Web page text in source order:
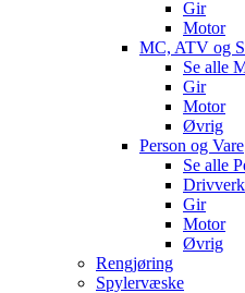
Gir
Motor
MC, ATV og
Se alle
Gir
Motor
Øvrig
Person og Vare
Se alle
Drivverk
Gir
Motor
Øvrig
Rengjøring
Spylervæske